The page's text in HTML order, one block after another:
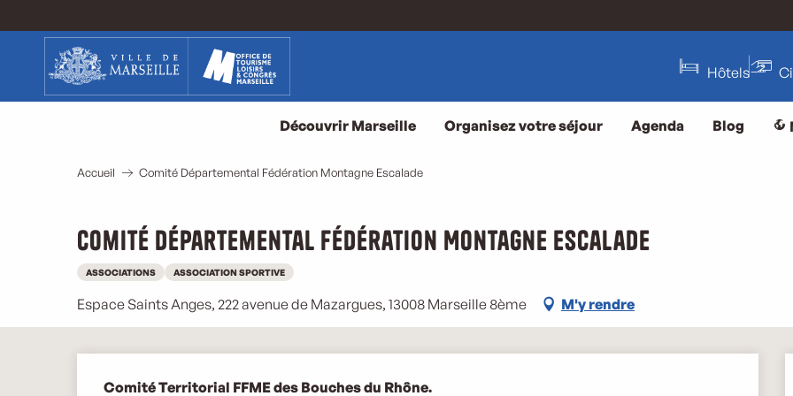
contenu
Hôtels
Découvrir Marseille Organisez votre séjour Agenda Blog
Accueil Comité Départemental Fédération Montagne Escalade
Comité Départemental Fédération Montagne Escalade
ASSOCIATIONS ASSOCIATION SPORTIVE
Espace Saints Anges, 222 avenue de Mazargues, 13008 Marseille 8ème M'y rendre
Description
Comité Territorial FFME des Bouches du Rhône.